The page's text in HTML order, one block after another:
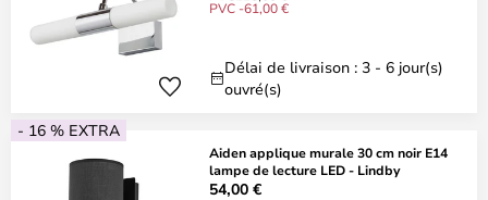
PVC -61,00 €
Délai de livraison : 3 - 6 jour(s)
ouvré(s)
- 16 % EXTRA
Aiden applique murale 30 cm noir E14
lampe de lecture LED - Lindby
54,00 €